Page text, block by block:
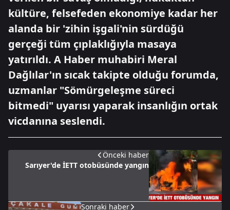
kültüre, felsefeden ekonomiye kadar her
alanda bir 'zihin işgali'nin sürdüğü
gerçeği tüm çıplaklığıyla masaya
yatırıldı. A Haber muhabiri Meral
Dağlılar'ın sıcak takipte olduğu forumda,
uzmanlar "Sömürgeleşme süreci
bitmedi" uyarısı yaparak insanlığın ortak
vicdanına seslendi.
Önceki haber
Sarıyer'de İETT otobüsünde yangın
Sonraki haber